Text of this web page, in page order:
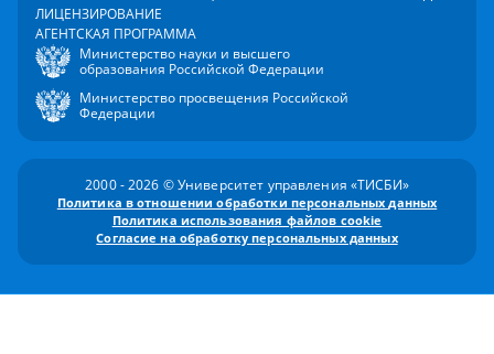
ЛИЦЕНЗИРОВАНИЕ
АГЕНТСКАЯ ПРОГРАММА
Министерство науки и высшего
образования Российской Федерации
Министерство просвещения Российской
Федерации
2000 - 2026 © Университет управления «ТИСБИ»
Политика в отношении обработки персональных данных
Политика использования файлов cookie
Согласие на обработку персональных данных